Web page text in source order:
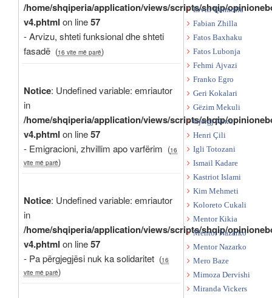
/home/shqiperia/application/views/scripts/shqip/
v4.phtml on line57
- Arvizu, shteti funksional dhe shteti
fasadë (16 vite më parë)
Notice: Undefined variable: emriautor
in
/home/shqiperia/application/views/scripts/shqip/
v4.phtml on line57
- Emigracioni, zhvillim apo varfërim (16
vite më parë)
Notice: Undefined variable: emriautor
in
/home/shqiperia/application/views/scripts/shqip/
v4.phtml on line57
- Pa përgjegjësi nuk ka solidaritet (16
vite më parë)
Ervin Qafmolla
Fabian Zhilla
Fatos Baxhaku
Fatos Lubonja
Fehmi Ajvazi
Franko Egro
Geri Kokalari
Gëzim Mekuli
Gjergj Xexo
Henri Çili
Igli Totozani
Ismail Kadare
Kastriot Islami
Kim Mehmeti
Koloreto Cukali
Mentor Kikia
Mentor Nazarko
Mentor Nazarko
Mero Baze
Mimoza Dervishi
Miranda Vickers